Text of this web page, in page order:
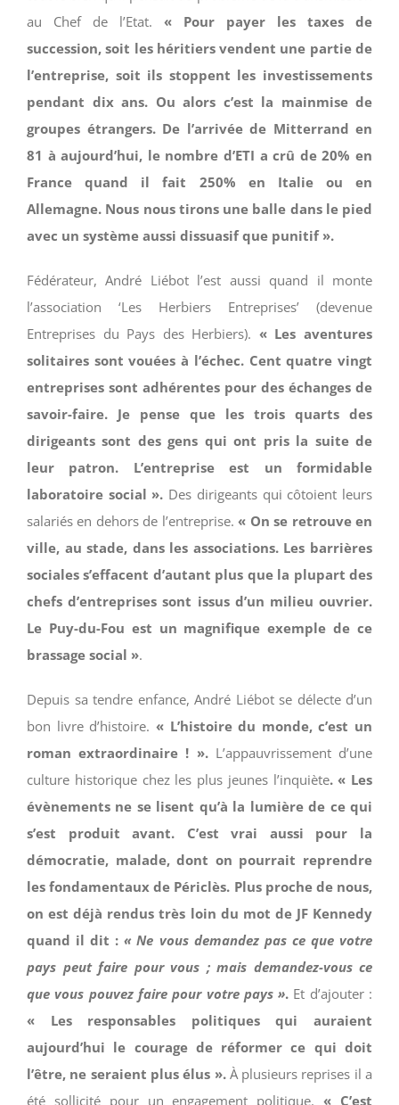
au Chef de l’Etat. « Pour payer les taxes de
succession, soit les héritiers vendent une partie de
l’entreprise, soit ils stoppent les investissements
pendant dix ans. Ou alors c’est la mainmise de
groupes étrangers. De l’arrivée de Mitterrand en
81 à aujourd’hui, le nombre d’ETI a crû de 20% en
France quand il fait 250% en Italie ou en
Allemagne. Nous nous tirons une balle dans le pied
avec un système aussi dissuasif que punitif ».
Fédérateur, André Liébot l’est aussi quand il monte
l’association ‘Les Herbiers Entreprises’ (devenue
Entreprises du Pays des Herbiers). « Les aventures
solitaires sont vouées à l’échec. Cent quatre vingt
entreprises sont adhérentes pour des échanges de
savoir-faire. Je pense que les trois quarts des
dirigeants sont des gens qui ont pris la suite de
leur patron. L’entreprise est un formidable
laboratoire social ». Des dirigeants qui côtoient leurs
salariés en dehors de l’entreprise.« On se retrouve en
ville, au stade, dans les associations. Les barrières
sociales s’effacent d’autant plus que la plupart des
chefs d’entreprises sont issus d’un milieu ouvrier.
Le Puy-du-Fou est un magnifique exemple de ce
brassage social ».
Depuis sa tendre enfance, André Liébot se délecte d’un
bon livre d’histoire. « L’histoire du monde, c’est un
roman extraordinaire ! ».L’appauvrissement d’une
culture historique chez les plus jeunes l’inquiète. « Les
évènements ne se lisent qu’à la lumière de ce qui
s’est produit avant. C’est vrai aussi pour la
démocratie, malade, dont on pourrait reprendre
les fondamentaux de Périclès. Plus proche de nous,
on est déjà rendus très loin du mot de JF Kennedy
quand il dit :« Ne vous demandez pas ce que votre
pays peut faire pour vous ; mais demandez-vous ce
que vous pouvez faire pour votre pays ». Et d’ajouter :
« Les responsables politiques qui auraient
aujourd’hui le courage de réformer ce qui doit
l’être, ne seraient plus élus ».À plusieurs reprises il a
été sollicité pour un engagement politique.« C’est